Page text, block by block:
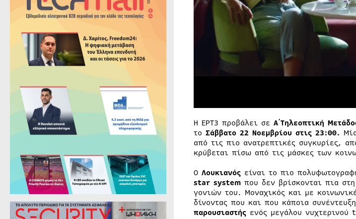
Η ΕΡΤ3 προβάλει σε Α΄Τηλεοπτική
το Σάββατο 22 Νοεμβρίου στις 23:00.
από τις πιο ανατρεπτικές συγκυρίες,
κρύβεται πίσω από τις μάσκες των
Ο Λουκιανός είναι το πιο
star systemπου δεν βρίσκονται πια
γονιών του. Μοναχικός και με
δίνοντας που και που κάποια
παρουσιαστήςενός μεγάλου νυχτερινού